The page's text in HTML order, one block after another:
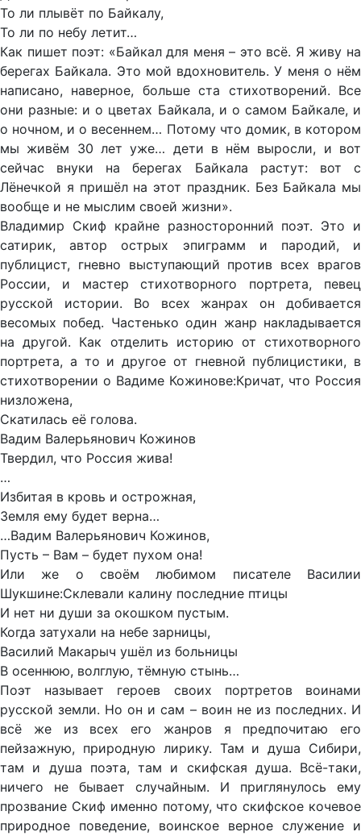
То ли плывёт по Байкалу,
То ли по небу летит…
Как пишет поэт: «Байкал для меня – это всё. Я живу на
берегах Байкала. Это мой вдохновитель. У меня о нём
написано, наверное, больше ста стихотворений. Все
они разные: и о цветах Байкала, и о самом Байкале, и
о ночном, и о весеннем… Потому что домик, в котором
мы живём 30 лет уже… дети в нём выросли, и вот
сейчас внуки на берегах Байкала растут: вот с
Лёнечкой я пришёл на этот праздник. Без Байкала мы
вообще и не мыслим своей жизни».
Владимир Скиф крайне разносторонний поэт. Это и
сатирик, автор острых эпиграмм и пародий, и
публицист, гневно выступающий против всех врагов
России, и мастер стихотворного портрета, певец
русской истории. Во всех жанрах он добивается
весомых побед. Частенько один жанр накладывается
на другой. Как отделить историю от стихотворного
портрета, а то и другое от гневной публицистики, в
стихотворении о Вадиме Кожинове:Кричат, что Россия
низложена,
Скатилась её голова.
Вадим Валерьянович Кожинов
Твердил, что Россия жива!
…
Избитая в кровь и острожная,
Земля ему будет верна…
…Вадим Валерьянович Кожинов,
Пусть – Вам – будет пухом она!
Или же о своём любимом писателе Василии
Шукшине:Склевали калину последние птицы
И нет ни души за окошком пустым.
Когда затухали на небе зарницы,
Василий Макарыч ушёл из больницы
В осеннюю, волглую, тёмную стынь…
Поэт называет героев своих портретов воинами
русской земли. Но он и сам – воин не из последних. И
всё же из всех его жанров я предпочитаю его
пейзажную, природную лирику. Там и душа Сибири,
там и душа поэта, там и скифская душа. Всё-таки,
ничего не бывает случайным. И приглянулось ему
прозвание Скиф именно потому, что скифское кочевое
природное поведение, воинское верное служение и